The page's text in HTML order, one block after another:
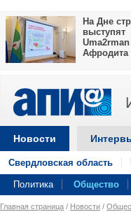
На Дне
выступят
Афродита
Новости
Свердловская область
Политика Общество
Главная страница / Новости /